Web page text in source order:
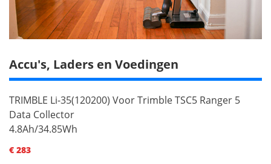
Accu's, Laders en Voedingen
TRIMBLE Li-35(120200) Voor Trimble TSC5 Ranger 5
Data Collector
4.8Ah/34.85Wh
€ 283